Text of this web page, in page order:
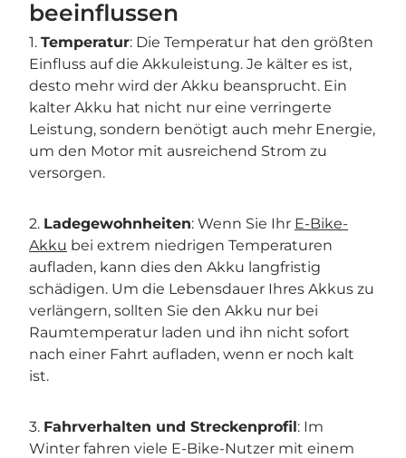
beeinflussen
1. Temperatur: Die Temperatur hat den größten
Einfluss auf die Akkuleistung. Je kälter es ist,
desto mehr wird der Akku beansprucht. Ein
kalter Akku hat nicht nur eine verringerte
Leistung, sondern benötigt auch mehr Energie,
um den Motor mit ausreichend Strom zu
versorgen.
2. Ladegewohnheiten: Wenn Sie Ihr E-Bike-
Akku bei extrem niedrigen Temperaturen
aufladen, kann dies den Akku langfristig
schädigen. Um die Lebensdauer Ihres Akkus zu
verlängern, sollten Sie den Akku nur bei
Raumtemperatur laden und ihn nicht sofort
nach einer Fahrt aufladen, wenn er noch kalt
ist.
3. Fahrverhalten und Streckenprofil: Im
Winter fahren viele E-Bike-Nutzer mit einem